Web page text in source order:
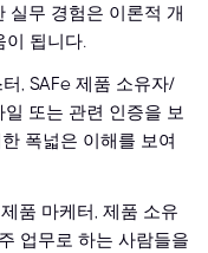
실무 경험은 이론적 개
이 됩니다.
, SAFe 제품 소유자/
또는 관련 인증을 보
폭넓은 이해를 보여
품 마케터, 제품 소유
업무로 하는 사람들을